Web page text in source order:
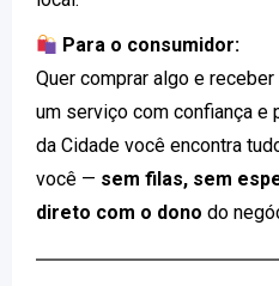
Para o consumidor:
Quer comprar algo e
um serviço com confiança e
da Cidade você encontra
você — sem filas, sem
direto com o dono do